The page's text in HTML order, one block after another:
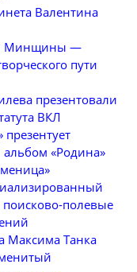
Валентина
Минщины —
пути
презентовали
ВКЛ
презентует
«Родина»
полевые
Максима Танка